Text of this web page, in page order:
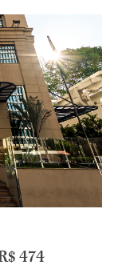
474